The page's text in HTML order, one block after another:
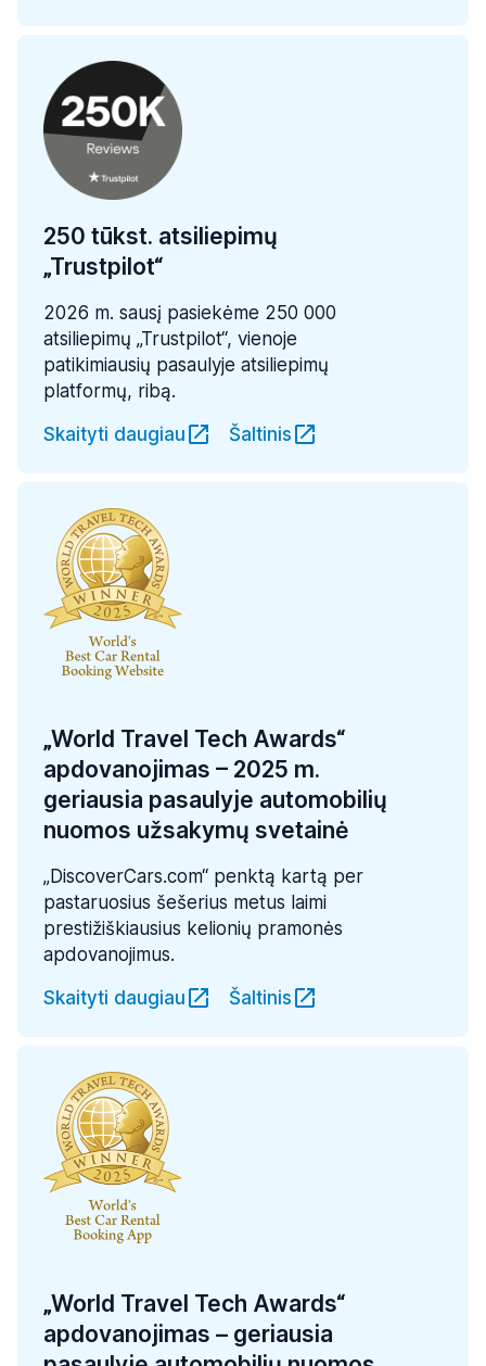
250 tūkst. atsiliepimų
„Trustpilot“
2026 m. sausį pasiekėme 250 000
atsiliepimų „Trustpilot“, vienoje
patikimiausių pasaulyje atsiliepimų
platformų, ribą.
Skaityti daugiau
Šaltinis
„World Travel Tech Awards“
apdovanojimas – 2025 m.
geriausia pasaulyje automobilių
nuomos užsakymų svetainė
„DiscoverCars.com“ penktą kartą per
pastaruosius šešerius metus laimi
prestižiškiausius kelionių pramonės
apdovanojimus.
Skaityti daugiau
Šaltinis
„World Travel Tech Awards“
apdovanojimas – geriausia